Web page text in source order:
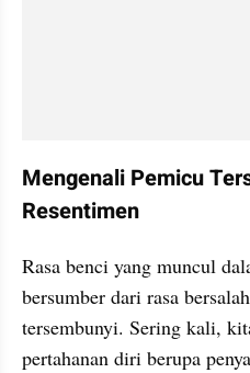
Mengenali Pemicu
Resentimen
Rasa benci yang muncul
bersumber dari rasa
tersembunyi. Sering kali,
pertahanan diri berupa